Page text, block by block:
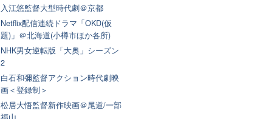
入江悠監督大型時代劇＠京都
Netflix配信連続ドラマ「OKD(仮
題)」＠北海道(小樽市ほか各所)
NHK男女逆転版「大奥」シーズン
2
白石和彌監督アクション時代劇映
画＜登録制＞
松居大悟監督新作映画＠尾道/一部